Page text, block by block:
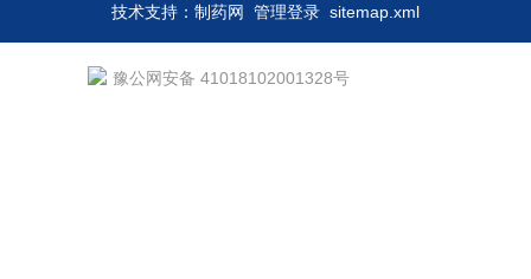
技术支持： 制药网 管理登录 sitemap.xml
豫公网安备 41018102001328号